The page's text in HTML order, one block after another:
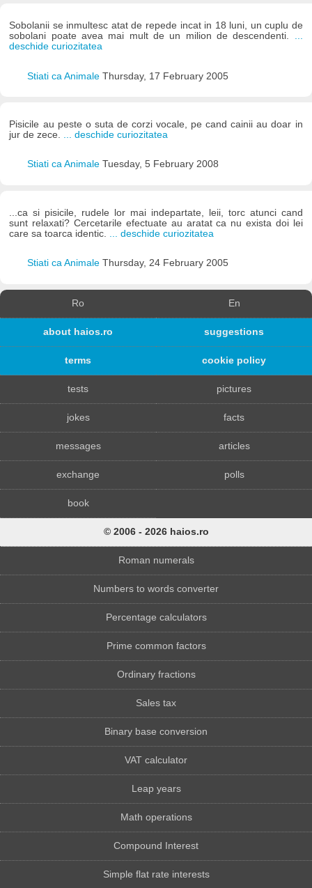
Sobolanii se inmultesc atat de repede incat in 18 luni, un cuplu de
sobolani poate avea mai mult de un milion de descendenti. ...
deschide curiozitatea
Stiati ca Animale Thursday, 17 February 2005
Pisicile au peste o suta de corzi vocale, pe cand cainii au doar in
jur de zece. ... deschide curiozitatea
Stiati ca Animale Tuesday, 5 February 2008
...ca si pisicile, rudele lor mai indepartate, leii, torc atunci cand
sunt relaxati? Cercetarile efectuate au aratat ca nu exista doi lei
care sa toarca identic.
... deschide curiozitatea
Stiati ca Animale Thursday, 24 February 2005
Ro En
about haios.ro suggestions
terms cookie policy
tests pictures
jokes facts
messages articles
exchange polls
book
© 2006 - 2026 haios.ro
Roman numerals
Numbers to words converter
Percentage calculators
Prime common factors
Ordinary fractions
Sales tax
Binary base conversion
VAT calculator
Leap years
Math operations
Compound Interest
Simple flat rate interests